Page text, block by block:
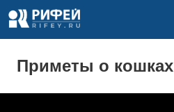
Приметы о кошках